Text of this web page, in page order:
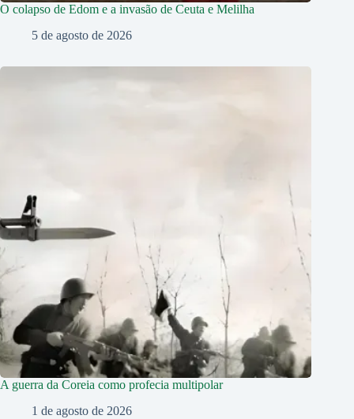
O colapso de Edom e a invasão de Ceuta e Melilha
5 de agosto de 2026
A guerra da Coreia como profecia multipolar
1 de agosto de 2026